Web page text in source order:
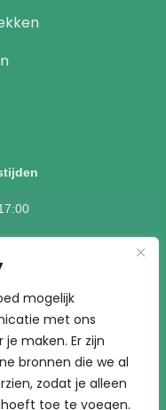
mogelijk
met ons
maken. Er zijn
bronnen die we al
zodat je alleen
toe te voegen.